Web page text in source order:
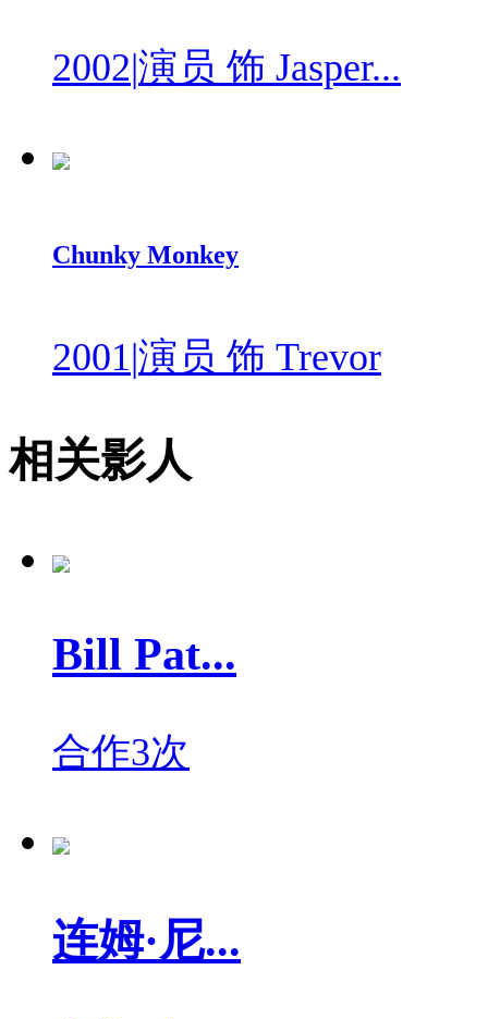
2002|演员 饰 Jasper...
Chunky Monkey
2001|演员 饰 Trevor
相关影人
Bill Pat...
合作3次
连姆·尼...